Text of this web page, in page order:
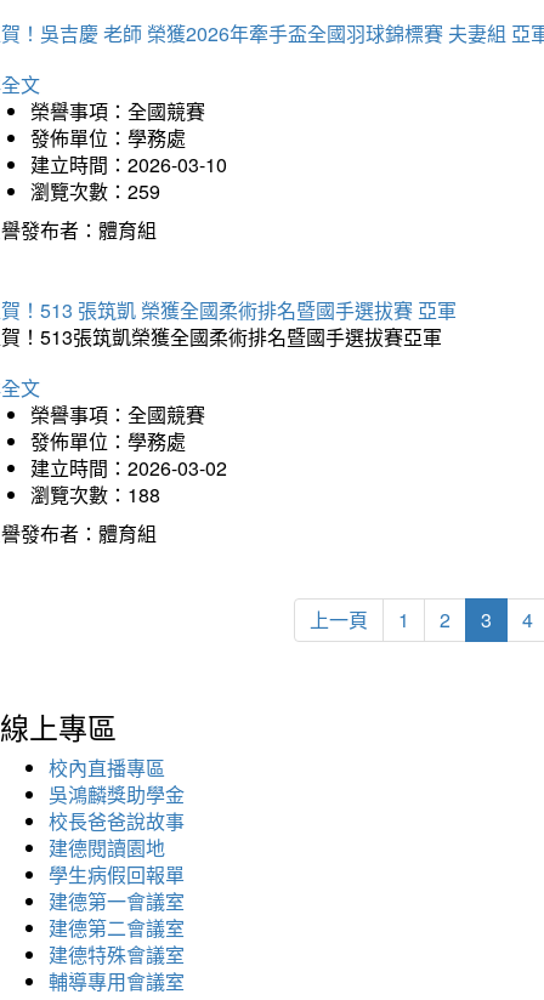
！吳吉慶 老師 榮獲2026年牽手盃全國羽球錦標賽 夫妻組 亞
文
榮譽事項：全國競賽
發佈單位：學務處
建立時間：2026-03-10
瀏覽次數：259
發布者：體育組
！513 張筑凱 榮獲全國柔術排名暨國手選拔賽 亞軍
！513張筑凱榮獲全國柔術排名暨國手選拔賽亞軍
文
榮譽事項：全國競賽
發佈單位：學務處
建立時間：2026-03-02
瀏覽次數：188
發布者：體育組
上一頁 1 2 3 4
線上專區
校內直播專區
吳鴻麟獎助學金
校長爸爸說故事
建德閱讀園地
學生病假回報單
建德第一會議室
建德第二會議室
建德特殊會議室
輔導專用會議室